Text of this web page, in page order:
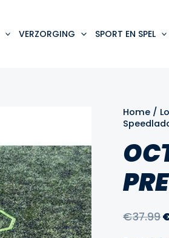
VERZORGING SPORT EN SPEL
Home /
€37.99